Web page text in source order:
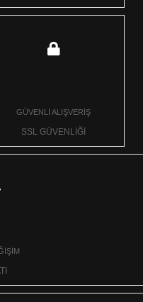
GÜVENLİ ALIŞVERİŞ
SSL GÜVENLİĞİ